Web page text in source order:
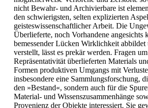
nicht Bewahr- und Archivierbare ist
den schwierigsten, selten explizierten
geisteswissenschaftlicher Arbeit. Die
Überlieferte, noch Vorhandene angesichts
bemessender Lücken Wirklichkeit abbildet
verstellt, lässt es prekär werden. Fragen
Repräsentativität überlieferten Materials
Formen produktiven Umgangs mit
insbesondere eine Sammlungsforschung,
den »Bestand«, sondern auch für die
Material- und Wissenszusammenhänge
Provenienz der Objekte interessiert. Sie